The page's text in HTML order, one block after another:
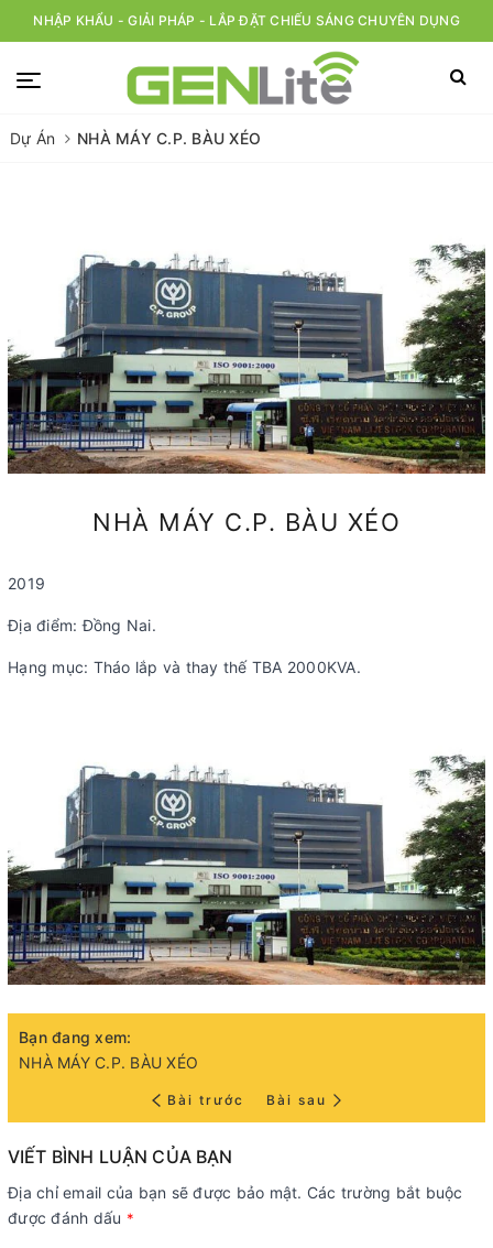
NHẬP KHẨU - GIẢI PHÁP - LẮP ĐẶT CHIẾU SÁNG CHUYÊN DỤNG
Dự Án NHÀ MÁY C.P. BÀU XÉO
NHÀ MÁY C.P. BÀU XÉO
2019
Địa điểm: Đồng Nai.
Hạng mục: Tháo lắp và thay thế TBA 2000KVA.
Bạn đang xem:
NHÀ MÁY C.P. BÀU XÉO
Bài trước Bài sau
VIẾT BÌNH LUẬN CỦA BẠN
Địa chỉ email của bạn sẽ được bảo mật. Các trường bắt buộc
được đánh dấu *